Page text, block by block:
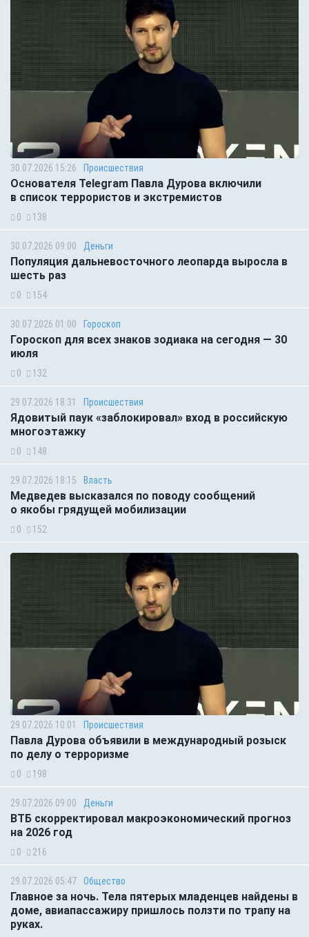
30.07.2026 15:26 Происшествия
Основателя Telegram Павла Дурова включили
в список террористов и экстремистов
0 138
30.07.2026 09:00 Деньги
Популяция дальневосточного леопарда выросла в
шесть раз
0 154
30.07.2026 01:00 Гороскоп
Гороскоп для всех знаков зодиака на сегодня — 30
июля
0 132
29.07.2026 18:31 Происшествия
Ядовитый паук «заблокировал» вход в российскую
многоэтажку
0 148
29.07.2026 18:15 Власть
Медведев высказался по поводу сообщений
о якобы грядущей мобилизации
0 152
29.07.2026 10:01 Происшествия
Павла Дурова объявили в международный розыск
по делу о терроризме
0 198
29.07.2026 09:00 Деньги
ВТБ скорректировал макроэкономический прогноз
на 2026 год
0 216
29.07.2026 05:47 Общество
Главное за ночь. Тела пятерых младенцев найдены в
доме, авиапассажиру пришлось ползти по трапу на
руках.